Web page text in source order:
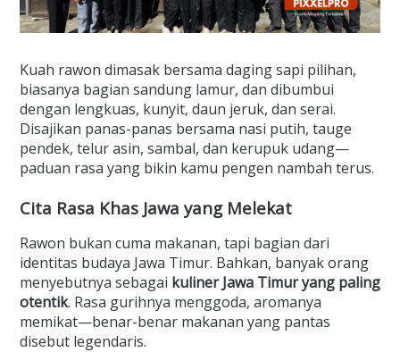
Kuah rawon dimasak bersama daging sapi pilihan,
biasanya bagian sandung lamur, dan dibumbui
dengan lengkuas, kunyit, daun jeruk, dan serai.
Disajikan panas-panas bersama nasi putih, tauge
pendek, telur asin, sambal, dan kerupuk udang—
paduan rasa yang bikin kamu pengen nambah terus.
Cita Rasa Khas Jawa yang Melekat
Rawon bukan cuma makanan, tapi bagian dari
identitas budaya Jawa Timur. Bahkan, banyak orang
menyebutnya sebagai kuliner Jawa Timur yang paling
otentik. Rasa gurihnya menggoda, aromanya
memikat—benar-benar makanan yang pantas
disebut legendaris.